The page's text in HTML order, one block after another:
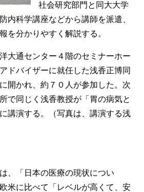
社会研究部門と同大大学
内科学講座などから講師を派遣、
を分かりやすく解説する。
大通センター４階のセミナーホー
ドバイザーに就任した浅香正博同
開かれ、約７０人が参加した。次
で同じく浅香教授が「胃の病気と
講演する。（写真は、講演する浅
、「日本の医療の現状につい
米に比べて「レベルが高くて、安